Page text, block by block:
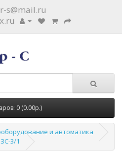
s@mail.ru
0 (0.00р.)
и автоматика
3/1